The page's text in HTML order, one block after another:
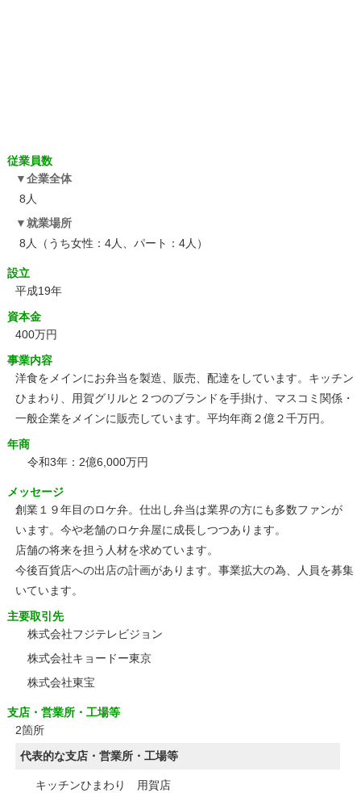
従業員数
企業全体
8人
就業場所
8人（うち女性：4人、パート：4人）
設立
平成19年
資本金
400万円
事業内容
洋食をメインにお弁当を製造、販売、配達をしています。キッチン
ひまわり、用賀グリルと２つのブランドを手掛け、マスコミ関係・
一般企業をメインに販売しています。平均年商２億２千万円。
年商
令和3年：2億6,000万円
メッセージ
創業１９年目のロケ弁。仕出し弁当は業界の方にも多数ファンが
います。今や老舗のロケ弁屋に成長しつつあります。
店舗の将来を担う人材を求めています。
今後百貨店への出店の計画があります。事業拡大の為、人員を募集
いています。
主要取引先
株式会社フジテレビジョン
株式会社キョードー東京
株式会社東宝
支店・営業所・工場等
2箇所
代表的な支店・営業所・工場等
キッチンひまわり 用賀店